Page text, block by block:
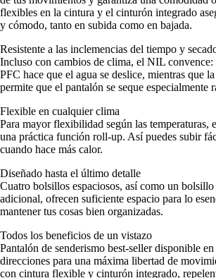
flexibles en la cintura y el cinturón integrado
y cómodo, tanto en subida como en bajada.
Resistente a las inclemencias del tiempo y
Incluso con cambios de clima, el NIL convence:
PFC hace que el agua se deslice, mientras que
permite que el pantalón se seque especialmente
Flexible en cualquier clima
Para mayor flexibilidad según las temperaturas,
una práctica función roll-up. Así puedes subir
cuando hace más calor.
Diseñado hasta el último detalle
Cuatro bolsillos espaciosos, así como un bolsillo
adicional, ofrecen suficiente espacio para lo
mantener tus cosas bien organizadas.
Todos los beneficios de un vistazo
Pantalón de senderismo best-seller disponible
direcciones para una máxima libertad de
con cintura flexible y cinturón integrado,